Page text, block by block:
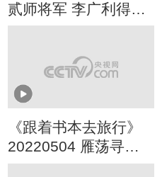
贰师将军 李广利得到
封赏
《跟着书本去旅行》
20220504 雁荡寻奇
——奇绝雁荡山